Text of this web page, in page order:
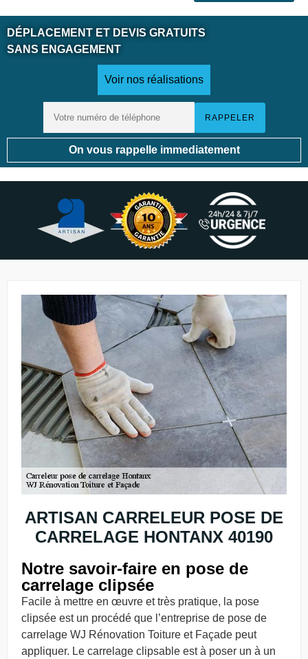
DÉPLACEMENT ET DEVIS GRATUITS
SANS ENGAGEMENT
Voir nos réalisations
On vous rappelle immediatement
ARTISAN CARRELEUR POSE DE
CARRELAGE HONTANX 40190
Notre savoir-faire en pose de
carrelage clipsée
Facile à mettre en œuvre et très pratique, la pose
clipsée est un procédé que l’entreprise de pose de
carrelage WJ Rénovation Toiture et Façade peut
appliquer. Le carrelage clipsable est à poser un à un